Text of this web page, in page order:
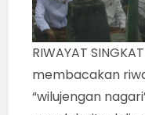
RIWAYAT
membacakan
“wilujengan